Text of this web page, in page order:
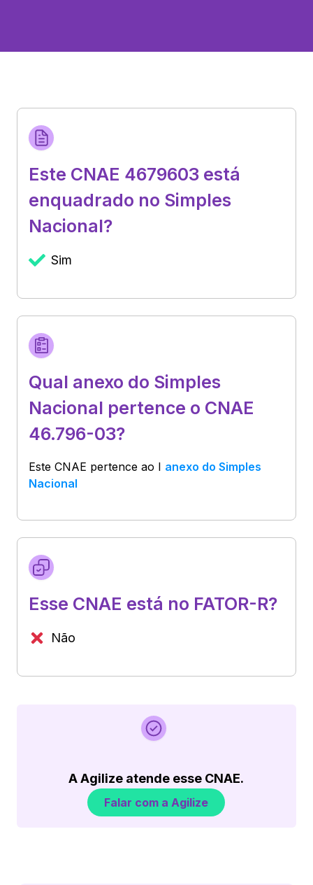
Este CNAE 4679603 está
enquadrado no Simples
Nacional?
Sim
Qual anexo do Simples
Nacional pertence o CNAE
46.796-03?
Este CNAE pertence ao I anexo do Simples
Nacional
Esse CNAE está no FATOR-R?
Não
A Agilize atende esse CNAE.
Falar com a Agilize